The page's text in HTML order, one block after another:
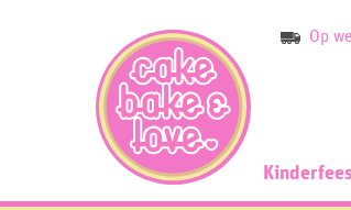
Op